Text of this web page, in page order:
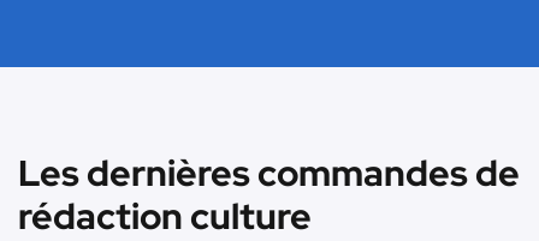
Les dernières commandes de
rédaction culture